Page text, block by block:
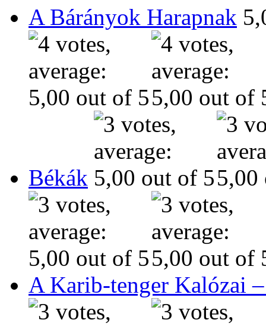
A Bárányok Harapnak
Békák
A Karib-tenger Kalózai